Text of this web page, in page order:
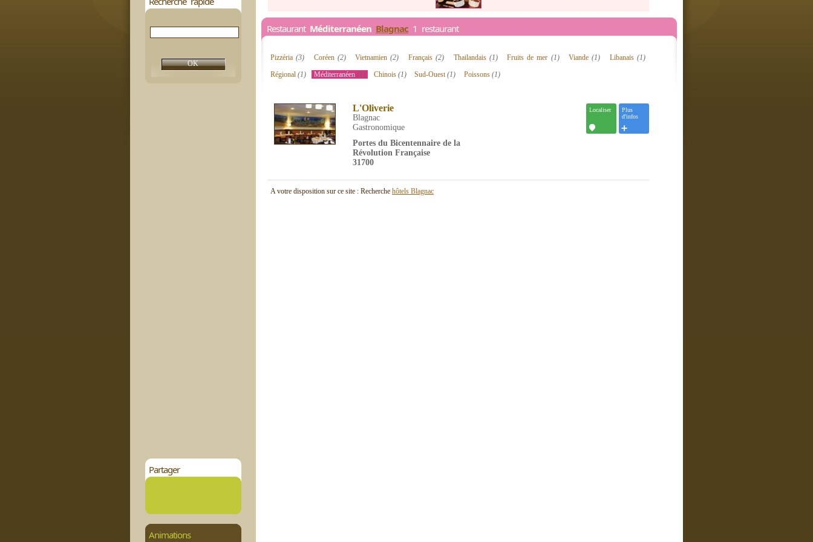
Partager
Animations
Restaurant Méditerranéen Blagnac 1 restaurant
Pizzéria(3) Coréen (2) Vietnamien(2) Français(2) Thailandais (1) Fruits de mer (1) Viande(1) Libanais (1)
Régional (1) Méditerranéen(1) Chinois (1) Sud-Ouest(1) Poissons (1)
L'Oliverie
Blagnac
Gastronomique
Portes du Bicentennaire de la
Révolution Française
31700
Plus
d'infos
Localiser
A votre disposition sur ce site : Recherche hôtels Blagnac